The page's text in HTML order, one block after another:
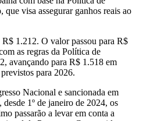
visa assegurar ganhos reais ao
1.212. O valor passou para R$
as regras da Política de
avançando para R$ 1.518 em
para 2026.
Nacional e sancionada em
1º de janeiro de 2024, os
passarão a levar em conta a